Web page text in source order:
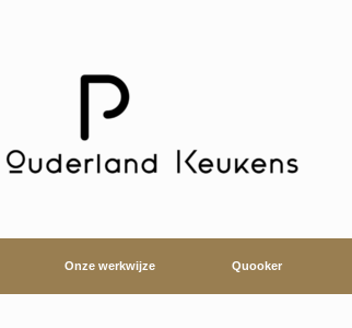
Onze werkwijze Quooker